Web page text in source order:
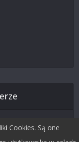
Cookies. Są one